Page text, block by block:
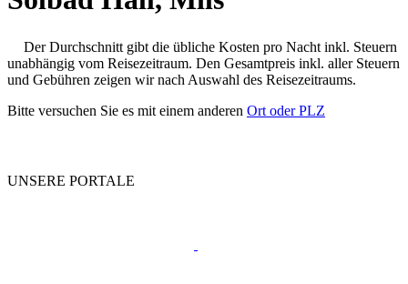
Der Durchschnitt gibt die übliche Kosten pro Nacht inkl. Steuern
unabhängig vom Reisezeitraum. Den Gesamtpreis inkl. aller Steuern
und Gebühren zeigen wir nach Auswahl des Reisezeitraums.
Bitte versuchen Sie es mit einem anderen Ort oder PLZ
UNSERE PORTALE